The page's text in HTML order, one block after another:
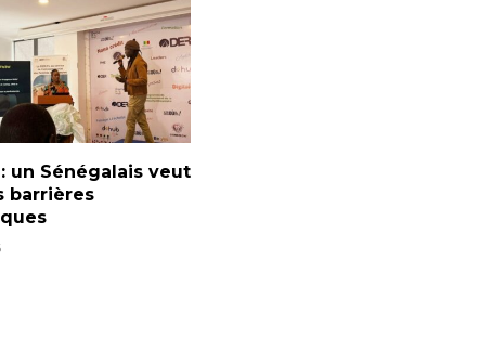
un Sénégalais veut
barrières